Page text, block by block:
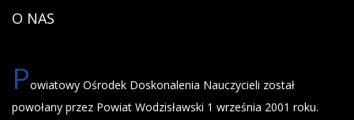
O NAS
Powiatowy Ośrodek Doskonalenia Nauczycieli został
powołany przez Powiat Wodzisławski 1 września 2001 roku.